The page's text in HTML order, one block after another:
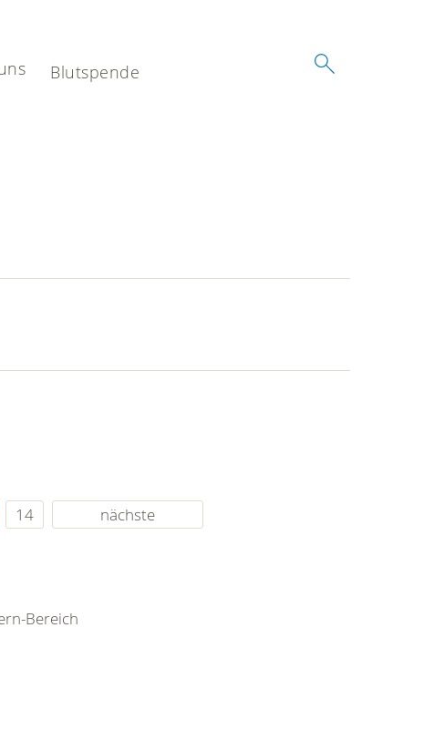
Blutspende
14 nächste
Bereich